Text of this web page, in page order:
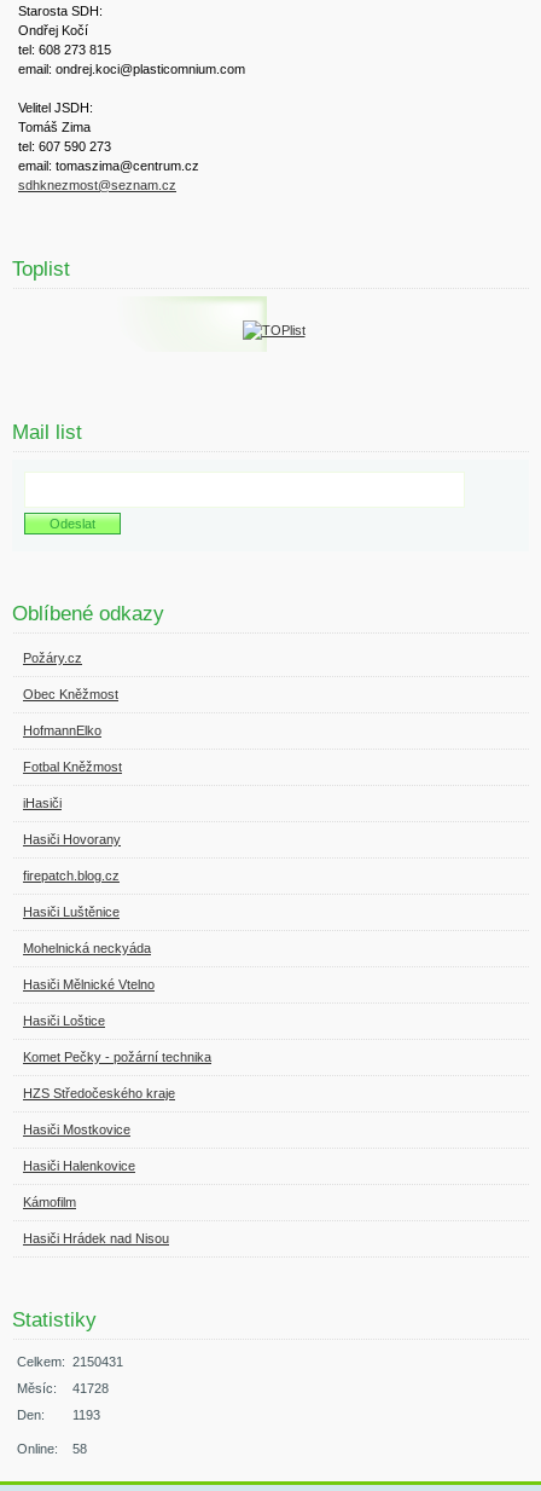
Starosta SDH:
Ondřej Kočí
tel: 608 273 815
email: ondrej.koci@plasticomnium.com
Velitel JSDH:
Tomáš Zima
tel: 607 590 273
email: tomaszima@centrum.cz
sdhknezmost@seznam.cz
Toplist
Mail list
Oblíbené odkazy
Požáry.cz
Obec Kněžmost
HofmannElko
Fotbal Kněžmost
iHasiči
Hasiči Hovorany
firepatch.blog.cz
Hasiči Luštěnice
Mohelnická neckyáda
Hasiči Mělnické Vtelno
Hasiči Loštice
Komet Pečky - požární technika
HZS Středočeského kraje
Hasiči Mostkovice
Hasiči Halenkovice
Kámofilm
Hasiči Hrádek nad Nisou
Statistiky
Online: 58
Celkem: 2150431
Měsíc:
41728
Den:
1193